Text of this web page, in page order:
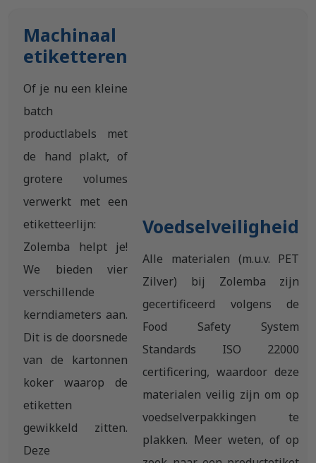
Machinaal
etiketteren
Of je nu een kleine
batch
productlabels met
de hand plakt, of
grotere volumes
verwerkt met een
etiketteerlijn:
Zolemba helpt je!
We bieden vier
verschillende
kerndiameters aan.
Dit is de doorsnede
van de kartonnen
koker waarop de
etiketten
gewikkeld zitten.
Deze
Voedselveiligheid
Alle materialen (m.u.v. PET
Zilver) bij Zolemba zijn
gecertificeerd volgens de
Food Safety System
Standards ISO 22000
certificering, waardoor deze
materialen veilig zijn om op
voedselverpakkingen te
plakken. Meer weten, of op